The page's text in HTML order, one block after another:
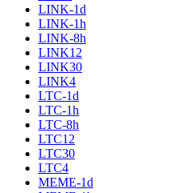
LINK-1d
LINK-1h
LINK-8h
LINK12
LINK30
LINK4
LTC-1d
LTC-1h
LTC-8h
LTC12
LTC30
LTC4
MEME-1d